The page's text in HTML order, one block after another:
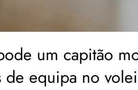
um capitão
de equipa no